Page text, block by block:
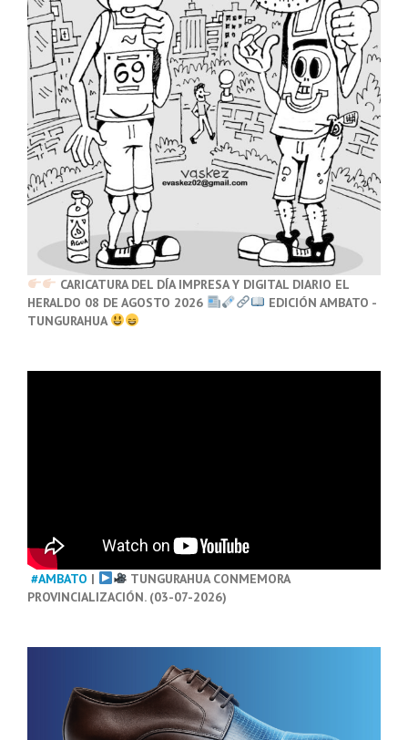
CARICATURA DEL DÍA IMPRESA Y DIGITAL DIARIO EL
HERALDO 08 DE AGOSTO 2026
EDICIÓN AMBATO -
TUNGURAHUA
#AMBATO |
TUNGURAHUA CONMEMORA
PROVINCIALIZACIÓN. (03-07-2026)